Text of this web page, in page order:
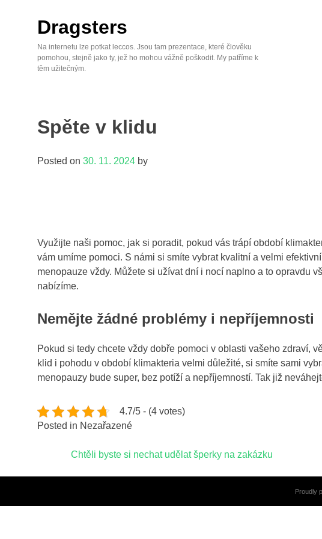
to
content
Dragsters
Na internetu lze potkat leccos. Jsou tam prezentace, které člověku
pomohou, stejně jako ty, jež ho mohou vážně poškodit. My patříme k
těm užitečným.
Spěte v klidu
Posted on 30. 11. 2024 by
Využijte naši pomoc, jak si poradit, pokud vás trápí období
vám umíme pomoci. S námi si smíte vybrat kvalitní a velmi
menopauze vždy. Můžete si užívat dní i nocí naplno a to opravdu
nabízíme.
Nemějte žádné problémy i nepříjemnosti
Pokud si tedy chcete vždy dobře pomoci v oblasti vašeho zdraví,
klid i pohodu v období klimakteria velmi důležité, si smíte sami
menopauzy bude super, bez potíží a nepříjemností. Tak již
4.7/5 - (4 votes)
Posted in Nezařazené
Navigace
pro
Chtěli byste si nechat udělat šperky na zakázku
Proudly